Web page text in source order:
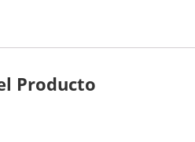
Producto